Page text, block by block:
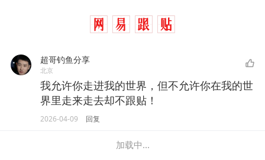
超哥钓鱼分享
北京
我允许你走进我的世界，但不允许你在我的世
界里走来走去却不跟贴！
2026-04-09 回复
加载中...